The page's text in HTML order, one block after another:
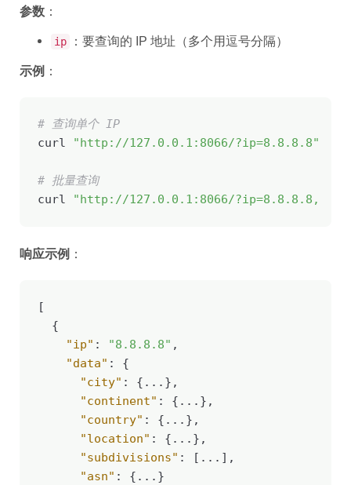
参数 ：
ip ：要查询的 IP 地址（多个用逗号分隔）
示例 ：
# 查询单个 IP
curl
"http://127.0.0.1:8066/?ip=8.8.8.8"
# 批量查询
curl
"http://127.0.0.1:8066/
响应示例 ：
[
  {
"ip" : "8.8.8.8" ,
"data" : {
"city" : {...},
"continent" : {...},
"country" : {...},
"location" : {...},
"subdivisions" : [...],
"asn" : {...}